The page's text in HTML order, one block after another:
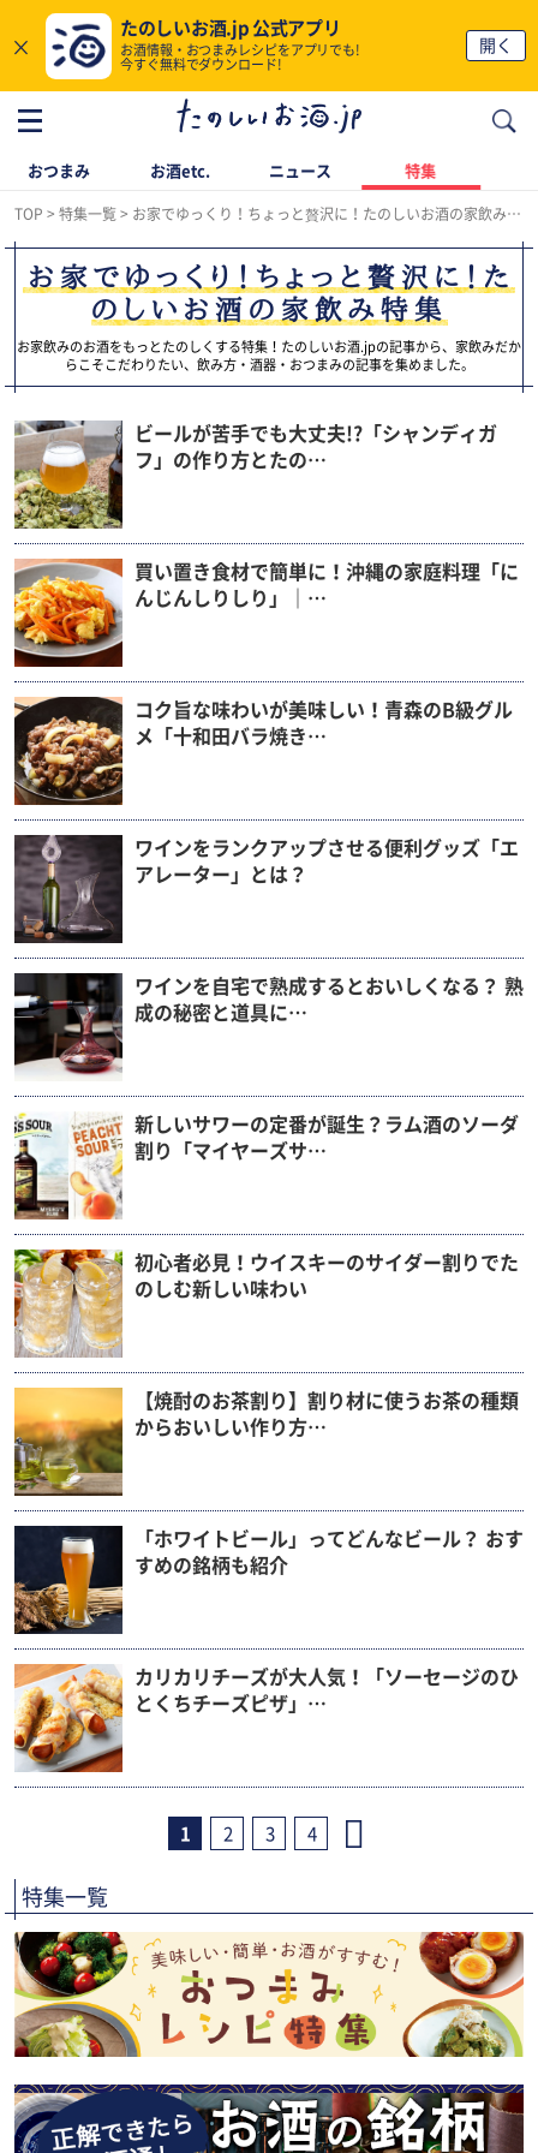
×
たのしいお酒.jp 公式アプリ
お酒情報・おつまみレシピをアプリでも!
今すぐ無料でダウンロード!
開く
おつまみ お酒etc. ニュース 特集
TOP 特集一覧 お家でゆっくり！ちょっと贅沢に！たのしいお酒の家飲み特集
お家でゆっくり！ちょっと贅沢に！た
のしいお酒の家飲み特集
お家飲みのお酒をもっとたのしくする特集！たのしいお酒.jpの記事から、家飲みだか
らこそこだわりたい、飲み方・酒器・おつまみの記事を集めました。
ビールが苦手でも大丈夫!?「シャンディガ
フ」の作り方とたの…
買い置き食材で簡単に！沖縄の家庭料理「に
んじんしりしり」｜…
コク旨な味わいが美味しい！青森のB級グル
メ「十和田バラ焼き…
ワインをランクアップさせる便利グッズ「エ
アレーター」とは？
ワインを自宅で熟成するとおいしくなる？ 熟
成の秘密と道具に…
新しいサワーの定番が誕生？ラム酒のソーダ
割り「マイヤーズサ…
初心者必見！ウイスキーのサイダー割りでた
のしむ新しい味わい
【焼酎のお茶割り】割り材に使うお茶の種類
からおいしい作り方…
「ホワイトビール」ってどんなビール？ おす
すめの銘柄も紹介
カリカリチーズが大人気！「ソーセージのひ
とくちチーズピザ」…
1 2 3 4
特集一覧